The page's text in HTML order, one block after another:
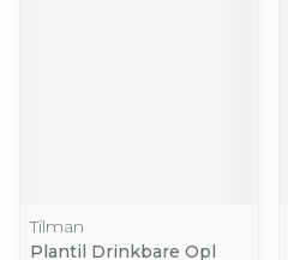
Tilman
Plantil Drinkbare Opl